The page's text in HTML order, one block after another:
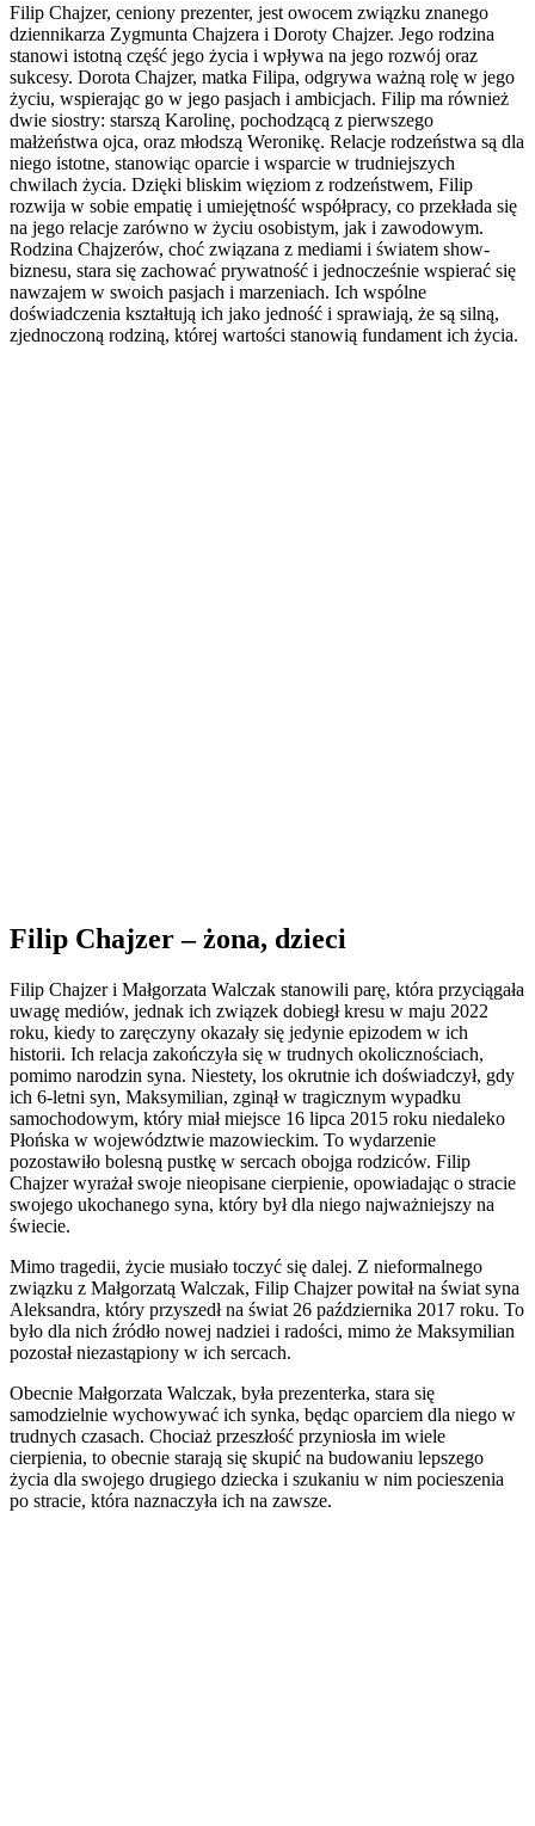
Filip Chajzer, ceniony prezenter, jest owocem związku znanego
dziennikarza Zygmunta Chajzera i Doroty Chajzer. Jego rodzina
stanowi istotną część jego życia i wpływa na jego rozwój oraz
sukcesy. Dorota Chajzer, matka Filipa, odgrywa ważną rolę w jego
życiu, wspierając go w jego pasjach i ambicjach. Filip ma również
dwie siostry: starszą Karolinę, pochodzącą z pierwszego
małżeństwa ojca, oraz młodszą Weronikę. Relacje rodzeństwa są dla
niego istotne, stanowiąc oparcie i wsparcie w trudniejszych
chwilach życia. Dzięki bliskim więziom z rodzeństwem, Filip
rozwija w sobie empatię i umiejętność współpracy, co przekłada się
na jego relacje zarówno w życiu osobistym, jak i zawodowym.
Rodzina Chajzerów, choć związana z mediami i światem show-
biznesu, stara się zachować prywatność i jednocześnie wspierać się
nawzajem w swoich pasjach i marzeniach. Ich wspólne
doświadczenia kształtują ich jako jedność i sprawiają, że są silną,
zjednoczoną rodziną, której wartości stanowią fundament ich życia.
Filip Chajzer – żona, dzieci
Filip Chajzer i Małgorzata Walczak stanowili parę, która przyciągała
uwagę mediów, jednak ich związek dobiegł kresu w maju 2022
roku, kiedy to zaręczyny okazały się jedynie epizodem w ich
historii. Ich relacja zakończyła się w trudnych okolicznościach,
pomimo narodzin syna. Niestety, los okrutnie ich doświadczył, gdy
ich 6-letni syn, Maksymilian, zginął w tragicznym wypadku
samochodowym, który miał miejsce 16 lipca 2015 roku niedaleko
Płońska w województwie mazowieckim. To wydarzenie
pozostawiło bolesną pustkę w sercach obojga rodziców. Filip
Chajzer wyrażał swoje nieopisane cierpienie, opowiadając o stracie
swojego ukochanego syna, który był dla niego najważniejszy na
świecie.
Mimo tragedii, życie musiało toczyć się dalej. Z nieformalnego
związku z Małgorzatą Walczak, Filip Chajzer powitał na świat syna
Aleksandra, który przyszedł na świat 26 października 2017 roku. To
było dla nich źródło nowej nadziei i radości, mimo że Maksymilian
pozostał niezastąpiony w ich sercach.
Obecnie Małgorzata Walczak, była prezenterka, stara się
samodzielnie wychowywać ich synka, będąc oparciem dla niego w
trudnych czasach. Chociaż przeszłość przyniosła im wiele
cierpienia, to obecnie starają się skupić na budowaniu lepszego
życia dla swojego drugiego dziecka i szukaniu w nim pocieszenia
po stracie, która naznaczyła ich na zawsze.